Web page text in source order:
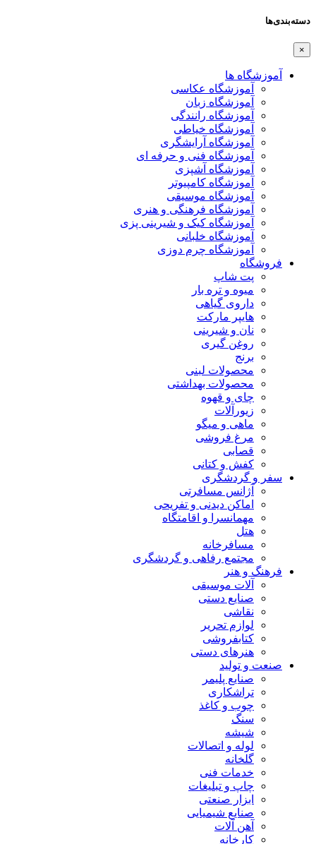
دسته‌بندی‌ها
×
آموزشگاه ها
آموزشگاه عکاسی
آموزشگاه زبان
آموزشگاه رانندگی
آموزشگاه خیاطی
آموزشگاه آرایشگری
آموزشگاه فنی و حرفه ای
آموزشگاه آشپزی
آموزشگاه کامپیوتر
آموزشگاه موسیقی
آموزشگاه فرهنگی و هنری
آموزشگاه کیک و شیرینی پزی
آموزشگاه خلبانی
آموزشگاه چرم دوزی
فروشگاه
پت شاپ
میوه و تره بار
داروی گیاهی
هایپر مارکت
نان و شیرینی
روغن گیری
برنج
محصولات لبنی
محصولات بهداشتی
چای و قهوه
زیورآلات
ماهی و میگو
مرغ فروشی
قصابی
کفش و کتانی
سفر و گردشگری
آژانس مسافرتی
اماکن دیدنی و تفریحی
مهمانسرا و اقامتگاه
هتل
مسافرخانه
مجتمع رفاهی و گردشگری
فرهنگ و هنر
آلات موسیقی
صنایع دستی
نقاشی
لوازم تحریر
کتابفروشی
هنرهای دستی
صنعت و تولید
صنایع پلیمر
تراشکاری
چوب و کاغذ
سنگ
شیشه
لوله و اتصالات
گلخانه
خدمات فنی
چاپ و تبلیغات
ابزار صنعتی
صنایع شیمیایی
آهن آلات
کارخانه